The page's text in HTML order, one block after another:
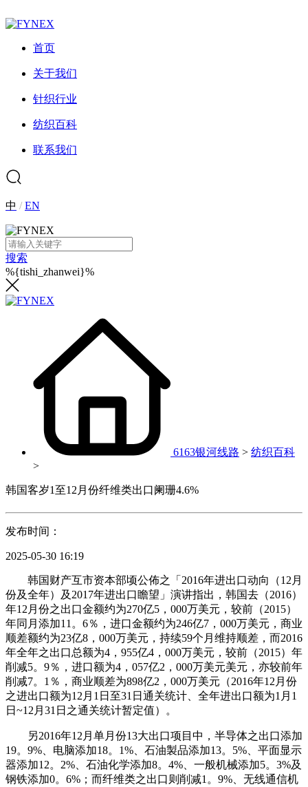
首页
关于我们
针织行业
纺织百科
联系我们
中 /EN
搜索
%{tishi_zhanwei}%
6163银河线路 > 纺织百科
>
韩国客岁1至12月份纤维类出口阑珊4.6%
发布时间：
2025-05-30 16:19
韩国财产互市资本部顷公佈之「2016年进出口动向（12月
份及全年）及2017年进出口瞻望」演讲指出，韩国去（2016）
年12月份之出口金额约为270亿5，000万美元，较前（2015）
年同月添加11。6％，进口金额约为246亿7，000万美元，商业
顺差额约为23亿8，000万美元，持续59个月维持顺差，而2016
年全年之出口总额为4，955亿4，000万美元，较前（2015）年
削减5。9％，进口额为4，057亿2，000万美元美元，亦较前年
削减7。1％，商业顺差为898亿2，000万美元（2016年12月份
之进出口额为12月1日至31日通关统计、全年进出口额为1月1
日~12月31日之通关统计暂定值）。
另2016年12月单月份13大出口项目中，半导体之出口添加
19。9%、电脑添加18。1%、石油製品添加13。5%、平面显示
器添加12。2%、石油化学添加8。4%、一般机械添加5。3%及
钢铁添加0。6%；而纤维类之出口则削减1。9%、无线通信机